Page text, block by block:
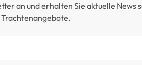
an und erhalten Sie aktuelle News